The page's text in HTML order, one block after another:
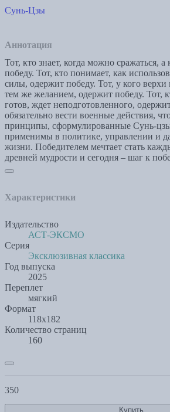
Сунь-Цзы
Аннотация
Тот, кто знает, когда можно сражаться, а
победу. Тот, кто понимает, как
силы, одержит победу. Тот, у кого
тем же желанием, одержит победу. Тот,
готов, ждет неподготовленного,
обязательно вести военные действия,
принципы, сформулированные Сунь-
применимы в политике, управлении и
жизни. Победителем мечтает стать
древней мудрости и сегодня – шаг к
Характеристики
Издательство
АСТ-ЭКСМО
Серия
Эксклюзивная классика
Год выпуска
2025
Переплет
мягкий
Формат
118х182
Количество страниц
160
350
Купить